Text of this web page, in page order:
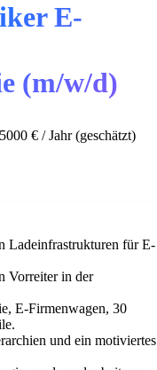
E-
(m/w/d)
€ / Jahr (geschätzt)
Ladeinfrastrukturen für E-
Vorreiter in der
E-Firmenwagen, 30
und ein motiviertes